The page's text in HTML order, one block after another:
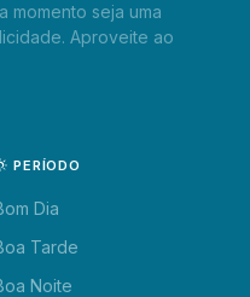
momento seja uma
Aproveite ao
PERÍODO
Dia
Tarde
Noite